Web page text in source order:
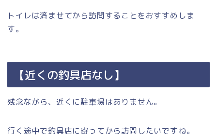
トイレは済ませてから訪問することをおすすめしま
す。
【近くの釣具店なし】
残念ながら、近くに駐車場はありません。
行く途中で釣具店に寄ってから訪問したいですね。